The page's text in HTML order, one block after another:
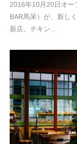
2016年10月20日オ
BAR馬呆）が、新し
新店。チキン…